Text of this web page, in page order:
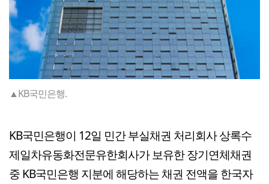
▲KB국민은행.
KB국민은행이 12일 민간 부실채권 처리회사 상록수
제일차유동화전문유한회사가 보유한 장기연체채권
중 KB국민은행 지분에 해당하는 채권 전액을 한국자